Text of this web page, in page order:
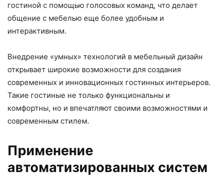
гостиной с помощью голосовых команд, что делает
общение с мебелью еще более удобным и
интерактивным.
Внедрение «умных» технологий в мебельный дизайн
открывает широкие возможности для создания
современных и инновационных гостинных интерьеров.
Такие гостиные не только функциональны и
комфортны, но и впечатляют своими возможностями и
современным стилем.
Применение
автоматизированных систем